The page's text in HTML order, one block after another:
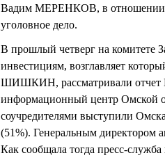
Вадим МЕРЕНКОВ, в отношении
уголовное дело.
В прошлый четверг на комитете
инвестициям, возглавляет
ШИШКИН, рассматривали отчет
информационный центр Омской
соучредителями выступили
(51%). Генеральным
Как сообщала тогда пресс-